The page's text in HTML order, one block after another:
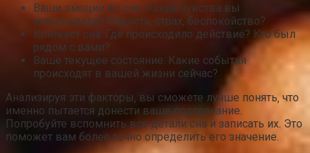
Ваши эмоции во сне: Какие чувства вы
испытывали? Радость‚ страх‚ беспокойство?
Контекст сна: Где происходило действие? Кто был
рядом с вами?
Ваше текущее состояние: Какие события
происходят в вашей жизни сейчас?
Анализируя эти факторы‚ вы сможете лучше понять‚ что
именно пытается донести ваше подсознание.
Попробуйте вспомнить все детали сна и записать их. Это
поможет вам более точно определить его значение.